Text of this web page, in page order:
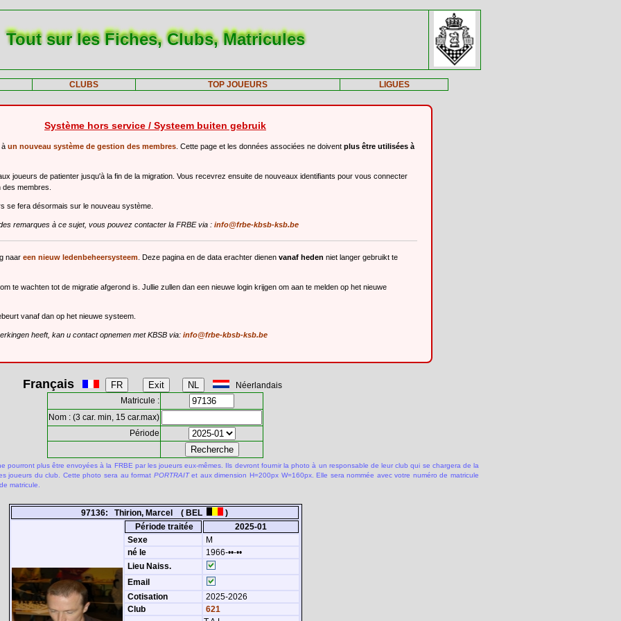
Tout sur les Fiches, Clubs, Matricules
CLUBS TOP JOUEURS LIGUES
Système hors service / Systeem buiten gebruik
à un nouveau système de gestion des membres . Cette page et les données associées ne doivent plus être utilisées à
joueurs de patienter jusqu'à la fin de la migration. Vous recevrez ensuite de nouveaux identifiants pour vous connecter
membres.
se fera désormais sur le nouveau système.
remarques à ce sujet, vous pouvez contacter la FRBE via : info@frbe-kbsb-ksb.be
naar een nieuw ledenbeheersysteem . Deze pagina en de data erachter dienen vanaf heden niet langer gebruikt te
te wachten tot de migratie afgerond is. Jullie zullen dan een nieuwe login krijgen om aan te melden op het nieuwe
vanaf dan op het nieuwe systeem.
heeft, kan u contact opnemen met KBSB via: info@frbe-kbsb-ksb.be
Français
Néerlandais
Matricule :
Nom : (3 car. min, 15 car.max)
Période
pourront plus être envoyées à la FRBE par les joueurs eux-mêmes. Ils devront fournir la photo à un responsable de leur club qui se chargera de la
joueurs du club. Cette photo sera au format PORTRAITet aux dimension H=200px W=160px. Elle sera nommée avec votre numéro de matricule
matricule.
97136: Thirion, Marcel ( BEL
)
Période traitée
2025-01
Sexe
M
né le
1966-••-••
Lieu Naiss.
Email
Cotisation
2025-2026
Club
621